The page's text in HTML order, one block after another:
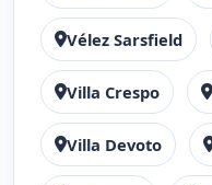
Vélez Sarsfield
Villa Crespo
Villa Devoto